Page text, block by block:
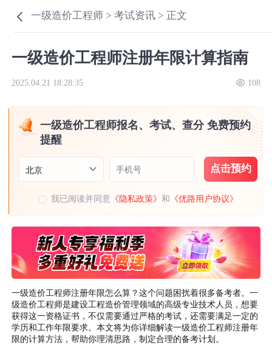
一级造价工程师 >考试资讯 > 正文
一级造价工程师注册年限计算指南
2025.04.21 18:28:35 108
一级造价工程师报名、考试、查分 免费预约
提醒
北京 手机号 点击预约
我已阅读并同意 《隐私政策》和 《优路用户协议》
一级造价工程师注册年限怎么算？这个问题困扰着很多备考者。一
级造价工程师是建设工程造价管理领域的高级专业技术人员，想要
获得这一资格证书，不仅需要通过严格的考试，还需要满足一定的
学历和工作年限要求。本文将为你详细解读一级造价工程师注册年
限的计算方法，帮助你理清思路，制定合理的备考计划。